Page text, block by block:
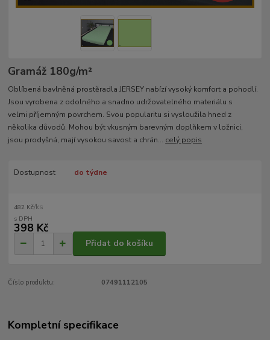
Gramáž 180g/m²­
Oblíbená bavlněná prostěradla JERSEY nabízí vysoký komfort a pohodlí.
Jsou vyrobena z odolného a snadno udržovatelného materiálu s
velmi příjemným povrchem. Svou popularitu si vysloužila hned z
několika důvodů. Mohou být vkusným barevným doplňkem v ložnici,
jsou prodyšná, mají vysokou savost a chrán... celý popis
Dostupnost do týdne
482 Kč/ks
398 Kč
Přidat do košíku
Číslo produktu: 07491112105
Kompletní specifikace